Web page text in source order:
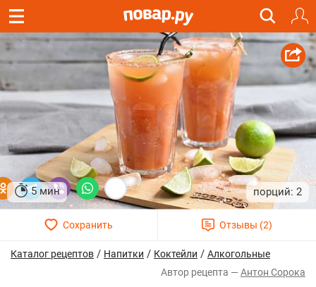
5 мин 2
Каталог рецептов / Напитки / Коктейли / Алкогольные
Антон Сорока